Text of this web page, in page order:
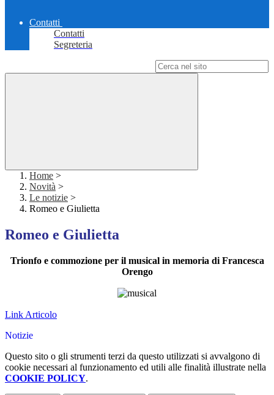
Contatti
Contatti
Segreteria
Home >
Novità >
Le notizie >
Romeo e Giulietta
Romeo e Giulietta
Trionfo e commozione per il musical in memoria di Francesca
Orengo
Link Articolo
Notizie
Questo sito o gli strumenti terzi da questo utilizzati si avvalgono di
cookie necessari al funzionamento ed utili alle finalità illustrate nella
COOKIE POLICY.